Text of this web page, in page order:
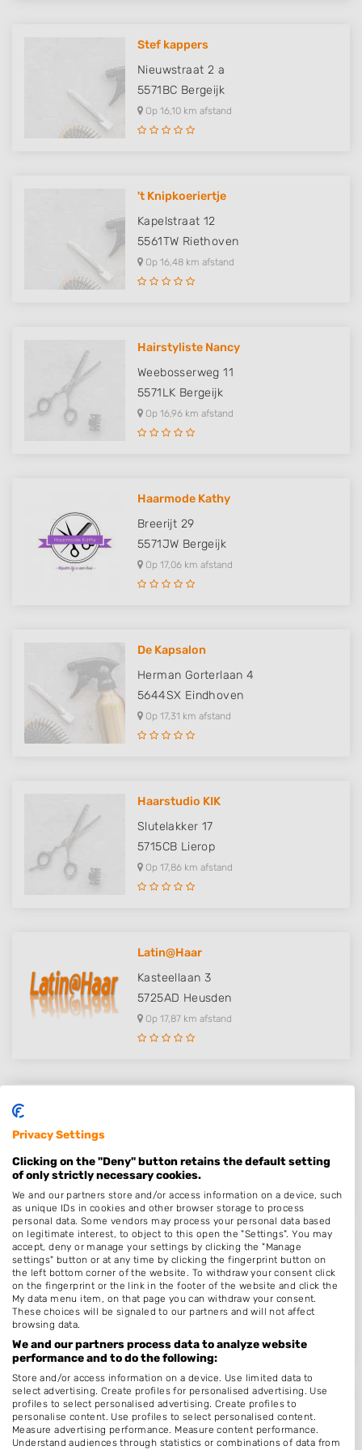
Stef kappers
Nieuwstraat 2 a
5571BC Bergeijk
Op 16,10 km afstand
't Knipkoeriertje
Kapelstraat 12
5561TW Riethoven
Op 16,48 km afstand
Hairstyliste Nancy
Weebosserweg 11
5571LK Bergeijk
Op 16,96 km afstand
Haarmode Kathy
Breerijt 29
5571JW Bergeijk
Op 17,06 km afstand
De Kapsalon
Herman Gorterlaan 4
5644SX Eindhoven
Op 17,31 km afstand
Haarstudio KIK
Slutelakker 17
5715CB Lierop
Op 17,86 km afstand
Latin@Haar
Kasteellaan 3
5725AD Heusden
Op 17,87 km afstand
Op 18,04 km afstand
Jeanette's Hairspray
Bisschop van Mierlostraat 49
5731GB Mierlo
Beauty Salon Daniela
Schubertlaan 16 A
Privacy Settings
Clicking on the "Deny" button retains the default setting
of only strictly necessary cookies.
We and our partners store and/or access information on a device, such
as unique IDs in cookies and other browser storage to process
personal data. Some vendors may process your personal data based
on legitimate interest, to object to this open the "Settings". You may
accept, deny or manage your settings by clicking the "Manage
settings" button or at any time by clicking the fingerprint button on
the left bottom corner of the website. To withdraw your consent click
on the fingerprint or the link in the footer of the website and click the
My data menu item, on that page you can withdraw your consent.
These choices will be signaled to our partners and will not affect
browsing data.
We and our partners process data to analyze website
performance and to do the following:
Store and/or access information on a device. Use limited data to
select advertising. Create profiles for personalised advertising. Use
profiles to select personalised advertising. Create profiles to
personalise content. Use profiles to select personalised content.
Measure advertising performance. Measure content performance.
Understand audiences through statistics or combinations of data from